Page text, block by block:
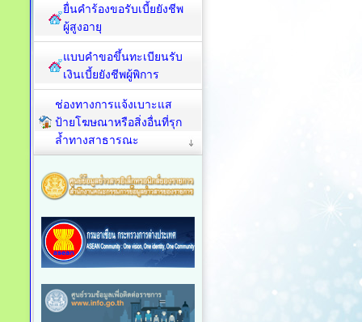
ยื่นคำร้องขอรับเบี้ยยังชีพ
ผู้สูงอายุ
แบบคำขอขึ้นทะเบียนรับ
เงินเบี้ยยังชีพผู้พิการ
ช่องทางการแจ้งเบาะแส
ป้ายโฆษณาหรือสิ่งอื่นที่รุก
ล้ำทางสาธารณะ